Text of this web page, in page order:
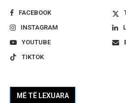
FACEBOOK
INSTAGRAM
YOUTUBE
TIKTOK
MË TË LEXUARA